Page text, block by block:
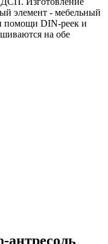
элемент - мебельный
помощи DIN-реек и
на обе